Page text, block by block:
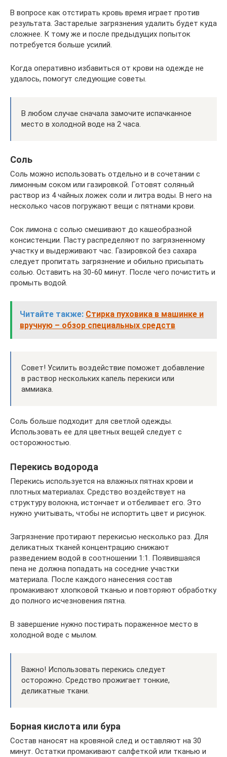
В вопросе как отстирать кровь время играет против
результата. Застарелые загрязнения удалить будет куда
сложнее. К тому же и после предыдущих попыток
потребуется больше усилий.
Когда оперативно избавиться от крови на одежде не
удалось, помогут следующие советы.
В любом случае сначала замочите испачканное
место в холодной воде на 2 часа.
Соль
Соль можно использовать отдельно и в сочетании с
лимонным соком или газировкой. Готовят соляный
раствор из 4 чайных ложек соли и литра воды. В него на
несколько часов погружают вещи с пятнами крови.
Сок лимона с солью смешивают до кашеобразной
консистенции. Пасту распределяют по загрязненному
участку и выдерживают час. Газировкой без сахара
следует пропитать загрязнение и обильно присыпать
солью. Оставить на 30-60 минут. После чего почистить и
промыть водой.
Читайте также: Стирка пуховика в машинке и
вручную – обзор специальных средств
Совет! Усилить воздействие поможет добавление
в раствор нескольких капель перекиси или
аммиака.
Соль больше подходит для светлой одежды.
Использовать ее для цветных вещей следует с
осторожностью.
Перекись водорода
Перекись используется на влажных пятнах крови и
плотных материалах. Средство воздействует на
структуру волокна, истончает и отбеливает его. Это
нужно учитывать, чтобы не испортить цвет и рисунок.
Загрязнение протирают перекисью несколько раз. Для
деликатных тканей концентрацию снижают
разведением водой в соотношении 1:1. Появившаяся
пена не должна попадать на соседние участки
материала. После каждого нанесения состав
промакивают хлопковой тканью и повторяют обработку
до полного исчезновения пятна.
В завершение нужно постирать пораженное место в
холодной воде с мылом.
Важно! Использовать перекись следует
осторожно. Средство прожигает тонкие,
деликатные ткани.
Борная кислота или бура
Состав наносят на кровяной след и оставляют на 30
минут. Остатки промакивают салфеткой или тканью и